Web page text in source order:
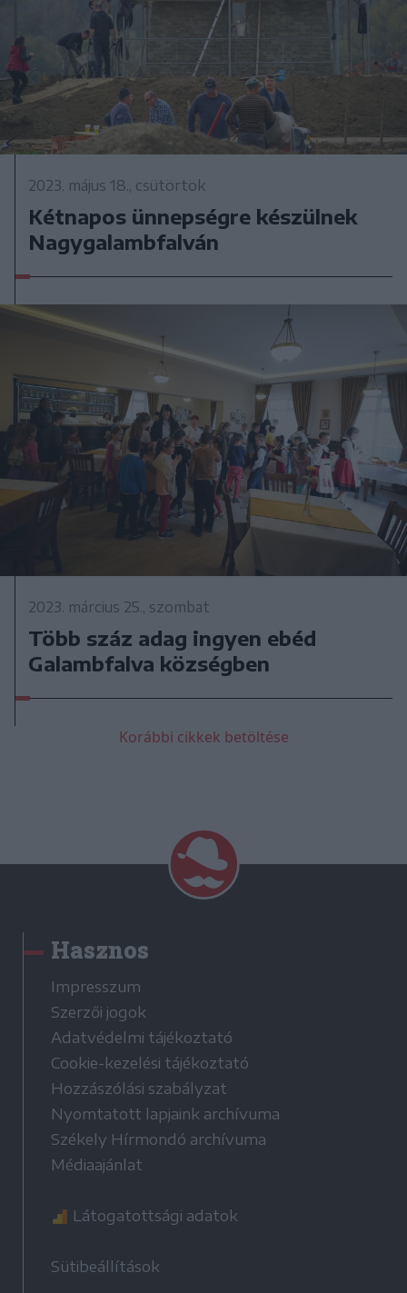
2023. május 18., csütörtök
Kétnapos ünnepségre készülnek
Nagygalambfalván
2023. március 25., szombat
Több száz adag ingyen ebéd
Galambfalva községben
Korábbi cikkek betöltése
Hasznos
Impresszum
Szerzői jogok
Adatvédelmi tájékoztató
Cookie-kezelési tájékoztató
Hozzászólási szabályzat
Nyomtatott lapjaink archívuma
Székely Hírmondó archívuma
Médiaajánlat
Látogatottsági adatok
Sütibeállítások